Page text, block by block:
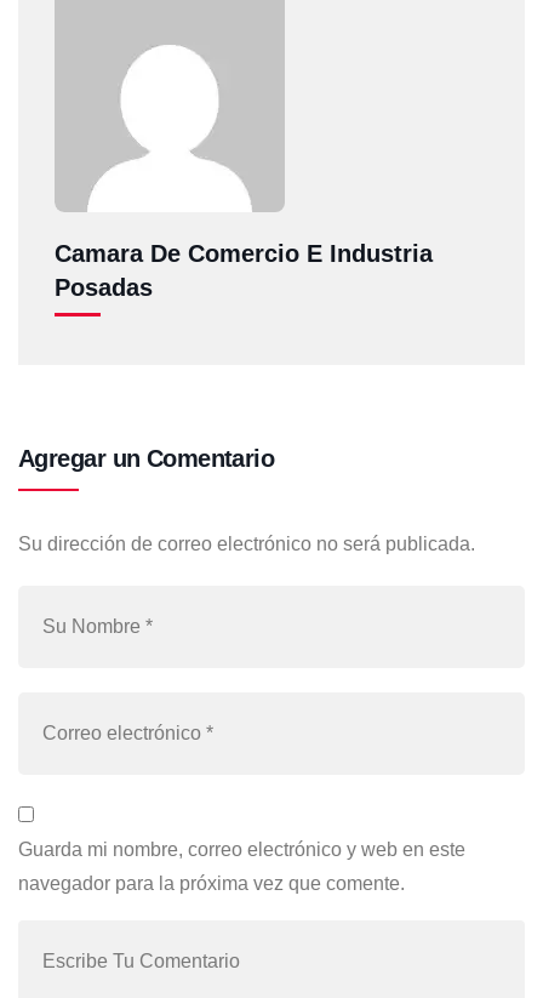
Camara De Comercio E Industria
Posadas
Agregar un Comentario
Su dirección de correo electrónico no será publicada.
Guarda mi nombre, correo electrónico y web en este
navegador para la próxima vez que comente.